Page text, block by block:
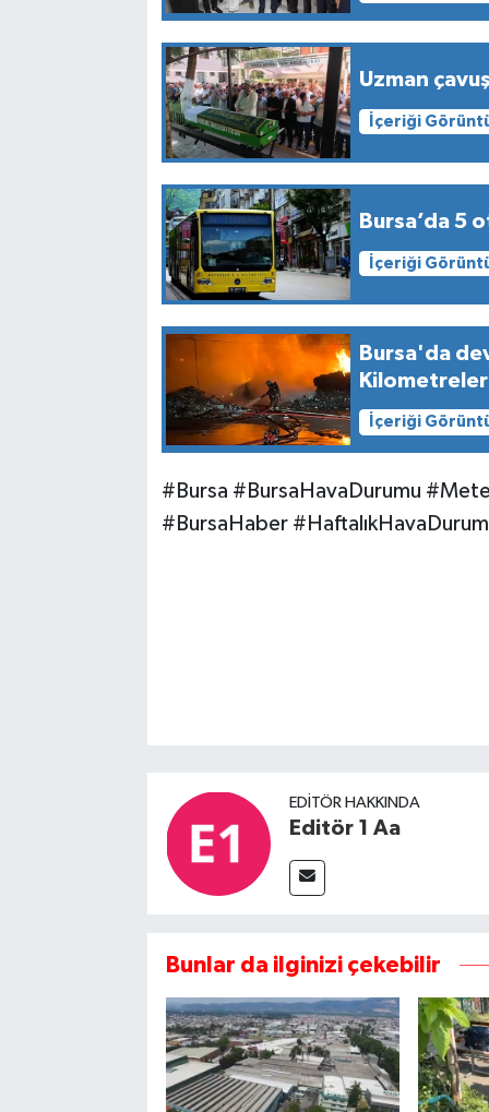
Uzman
İçeriği
Bursa’da 5
İçeriği
Bursa'da
İçeriği
#Bursa #BursaHavaDurumu
#BursaHaber
EDITÖR HAKKINDA
Editör 1 Aa
Bunlar da ilginizi çekebilir